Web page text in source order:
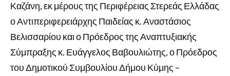
Καζάνη, εκ μέρους της Περιφέρειας Στερεάς Ελλάδας
ο Αντιπεριφερειάρχης Παιδείας κ. Αναστάσιος
Βελισσαρίου και ο Πρόεδρος της Αναπτυξιακής
Σύμπραξης κ. Ευάγγελος Βαβουλιώτης, ο Πρόεδρος
του Δημοτικού Συμβουλίου Δήμου Κύμης –